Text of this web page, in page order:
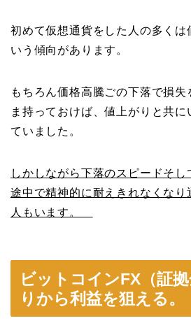
初めて仮想通貨をした人の多くは
いう傾向があります。
もちろん価格高騰ごの下落で損失
ま持っておけば、値上がりと共に
ていました。
しかしながら下落のスピードそし
途中で精神的に耐えきれなくなり
人もいます。
ビットコインFX（証
りから利益を狙える。